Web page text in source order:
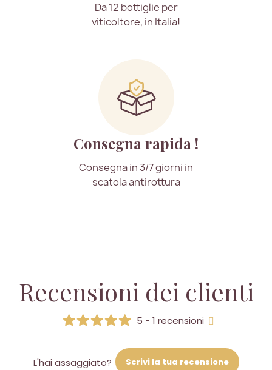
Da 12 bottiglie per
viticoltore, in Italia!
Consegna rapida !
Consegna in 3/7 giorni in
scatola antirottura
Recensioni dei clienti
5 - 1 recensioni
L'hai assaggiato? Scrivi la tua recensione